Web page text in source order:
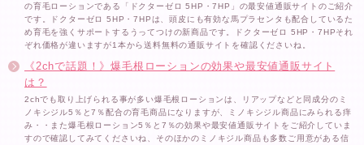
の育毛ローションである「ドクターゼロ 5HP・7HP」の最安値通販サイトのご紹介
です。ドクターゼロ 5HP・7HPは、頭皮にも有効な馬プラセンタも配合しているた
め育毛を強くサポートするうってつけの新商品です。ドクターゼロ 5HP・7HPそれ
ぞれ価格が違いますが1本から送料無料の通販サイトを確認くださいね。
《2chで話題！》爆毛根ローションの効果や最安値通販サイト
は？
2chでも取り上げられる事が多い爆毛根ローションは、リアップなどと同成分のミ
ノキシジル5％と7％配合の育毛商品になりますが、ミノキシジル商品にみられる痒
み・・また爆毛根ローション5％と7％の効果や最安値通販サイトをご紹介していま
すので確認してみてくださいね、そのほかのミノキジル商品も多数ご用意がある信